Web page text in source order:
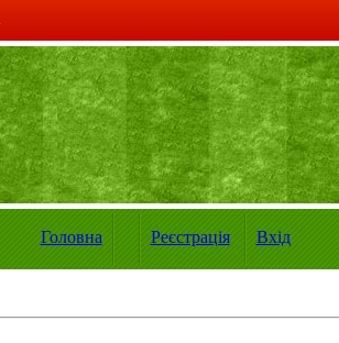
Головна Реєстрація Вхід